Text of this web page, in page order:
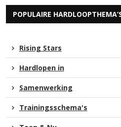
POPULAIRE
Rising Stars
Hardlopen in
Samenwerking
Trainingsschema's